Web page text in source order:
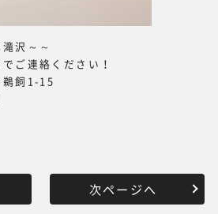
沢～～
ご連絡ください！
鵜飼1-15
次ページへ